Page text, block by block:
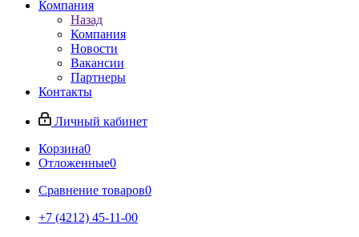
Компания
Назад
Компания
Новости
Вакансии
Партнеры
Контакты
Личный кабинет
Корзина0
Отложенные0
Сравнение товаров0
+7 (4212) 45-11-00